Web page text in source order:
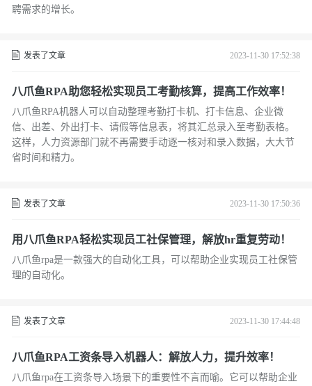
聘需求的增长。
发表了文章 2023-11-30 17:52:38
八爪鱼RPA助您轻松实现员工考勤核算，提高工作效率！
八爪鱼RPA机器人可以自动整理考勤打卡机、打卡信息、企业微
信、出差、外出打卡、请假等信息表，将其汇总录入至考勤表格。
这样，人力资源部门就不再需要手动逐一核对和录入数据，大大节
省时间和精力。
发表了文章 2023-11-30 17:50:36
用八爪鱼RPA轻松实现员工社保管理，解放hr重复劳动！
八爪鱼rpa是一款强大的自动化工具，可以帮助企业实现员工社保管
理的自动化。
发表了文章 2023-11-30 17:44:48
八爪鱼RPA工资条导入机器人：解放人力，提升效率！
八爪鱼rpa在工资条导入场景下的重要性不言而喻。它可以帮助企业